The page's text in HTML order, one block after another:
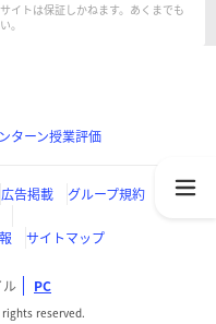
イトは保証しかねます。あくまでも
。
ターン授業評価
広告掲載
グループ規約
サイトマップ
ル PC
reserved.